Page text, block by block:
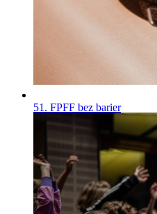
51. FPFF bez barier
Wiadomości
Opublikowano